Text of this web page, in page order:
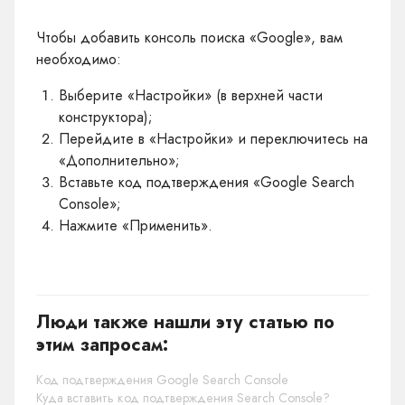
Чтобы добавить консоль поиска «Google», вам
необходимо:
Выберите «Настройки» (в верхней части
конструктора);
Перейдите в «Настройки» и переключитесь на
«Дополнительно»;
Вставьте код подтверждения «Google Search
Console»;
Нажмите «Применить».
Люди также нашли эту статью по
этим запросам:
Код подтверждения Google Search Console
Куда вставить код подтверждения Search Console?